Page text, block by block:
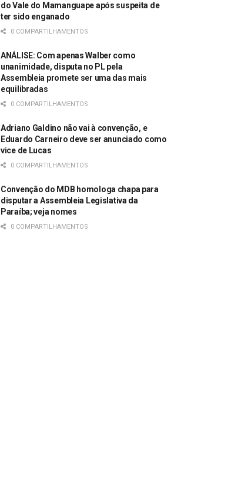
do Vale do Mamanguape após suspeita de
ter sido enganado
0 COMPARTILHAMENTOS
ANÁLISE: Com apenas Walber como
unanimidade, disputa no PL pela
Assembleia promete ser uma das mais
equilibradas
0 COMPARTILHAMENTOS
Adriano Galdino não vai à convenção, e
Eduardo Carneiro deve ser anunciado como
vice de Lucas
0 COMPARTILHAMENTOS
Convenção do MDB homologa chapa para
disputar a Assembleia Legislativa da
Paraíba; veja nomes
0 COMPARTILHAMENTOS